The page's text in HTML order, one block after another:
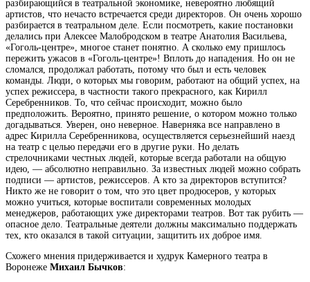
разбирающийся в театральной экономике, невероятно любящий
артистов, что нечасто встречается среди директоров. Он очень хорошо
разбирается в театральном деле. Если посмотреть, какие постановки
делались при Алексее Малобродском в театре Анатолия Васильева,
«Гоголь-центре», многое станет понятно. А сколько ему пришлось
пережить ужасов в «Гоголь-центре»! Вплоть до нападения. Но он не
сломался, продолжал работать, потому что был и есть человек
команды. Люди, о которых мы говорим, работают на общий успех, на
успех режиссера, в частности такого прекрасного, как Кирилл
Серебренников. То, что сейчас происходит, можно было
предположить. Вероятно, принято решение, о котором можно только
догадываться. Уверен, оно неверное. Наверняка все направлено в
адрес Кирилла Серебренникова, осуществляется серьезнейший наезд
на театр с целью передачи его в другие руки. Но делать
стрелочниками честных людей, которые всегда работали на общую
идею, — абсолютно неправильно. За известных людей можно собрать
подписи — артистов, режиссеров. А кто за директоров вступится?
Никто же не говорит о том, что это цвет продюсеров, у которых
можно учиться, которые воспитали современных молодых
менеджеров, работающих уже директорами театров. Вот так рубить —
опасное дело. Театральные деятели должны максимально поддержать
тех, кто оказался в такой ситуации, защитить их доброе имя.
Схожего мнения придерживается и худрук Камерного театра в
Воронеже Михаил Бычков: